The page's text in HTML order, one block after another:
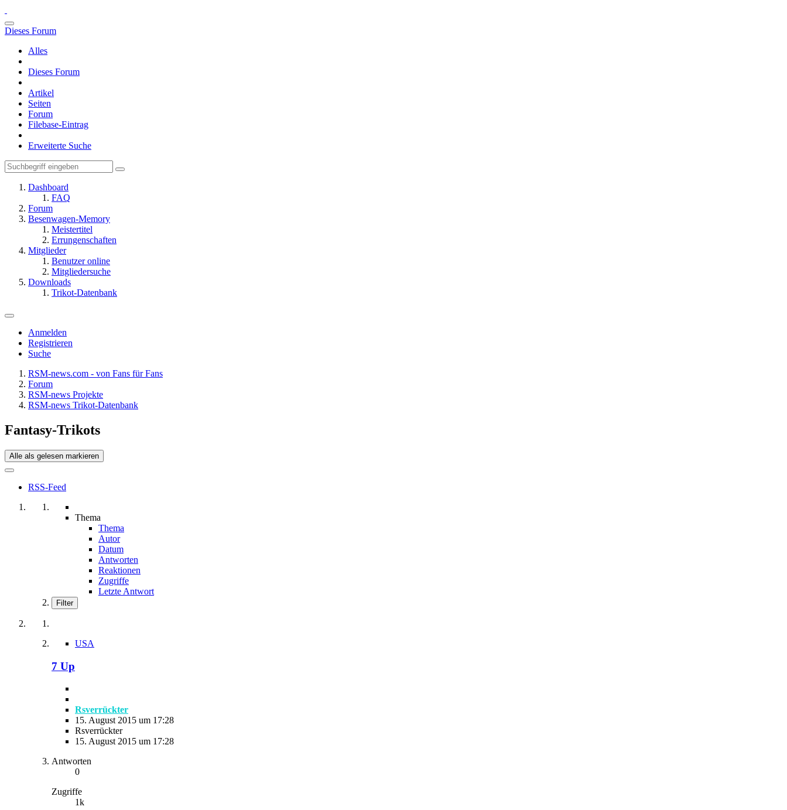
Dieses Forum
Alles
Dieses Forum
Artikel
Seiten
Forum
Filebase-Eintrag
Erweiterte Suche
Dashboard
FAQ
Forum
Besenwagen-Memory
Meistertitel
Errungenschaften
Mitglieder
Benutzer online
Mitgliedersuche
Downloads
Trikot-Datenbank
Anmelden
Registrieren
Suche
RSM-news.com - von Fans für Fans
Forum
RSM-news Projekte
RSM-news Trikot-Datenbank
Fantasy-Trikots
Alle als gelesen markieren
RSS-Feed
Thema
Thema
Autor
Datum
Antworten
Reaktionen
Zugriffe
Letzte Antwort
Filter
USA
7 Up
Rsverrückter
15. August 2015 um 17:28
Rsverrückter
15. August 2015 um 17:28
Antworten
0
Zugriffe
1k